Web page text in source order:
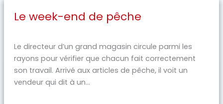
Le week-end de pêche
Le directeur d’un grand magasin circule parmi les
rayons pour vérifier que chacun fait correctement
son travail. Arrivé aux articles de pêche, il voit un
vendeur qui dit à un...